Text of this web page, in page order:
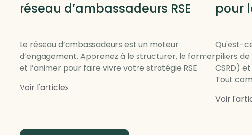
réseau d’ambassadeurs RSE
Le réseau d’ambassadeurs est un moteur
d’engagement. Apprenez à le structurer, le former
et l’animer pour faire vivre votre stratégie RSE
Voir l'article
pour
Qu'est-
piliers de
CSRD)
Tout
Voir